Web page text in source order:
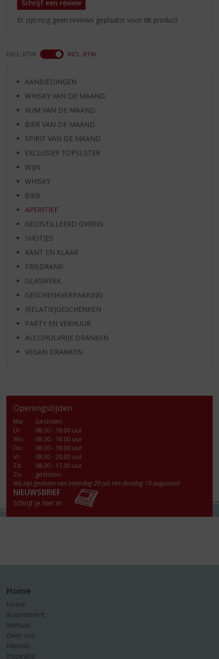
Schrijf een review
Er zijn nog geen reviews geplaatst voor dit product
EXCL. BTW INCL. BTW
AANBIEDINGEN
WHISKY VAN DE MAAND
RUM VAN DE MAAND
BIER VAN DE MAAND
SPIRIT VAN DE MAAND
EXCLUSIEF TOPSLIJTER
WIJN
WHISKY
BIER
APERITIEF
GEDISTILLEERD OVERIG
SHOTJES
KANT EN KLAAR
FRISDRANK
GLASWERK
GESCHENKVERPAKKING
(RELATIE)GESCHENKEN
PARTY EN VERHUUR
ALCOHOLVRIJE DRANKEN
VEGAN DRANKEN
Openingstijden
Ma:
Gesloten
Di:
08.30 - 18.00 uur
Wo:
08.30 - 18.00 uur
Do:
08.30 - 18.00 uur
Vr:
08.30 - 20.00 uur
Za:
08.30 - 17.00 uur
Zo:
gesloten
Wij zijn gesloten van zaterdag 20 juli t/m dinsdag 10 augustus!!
NIEUWSBRIEF
Schrijf je hier in
Home
Home
Assortiment
Verhuur
Over ons
Nieuws
Inspiratie